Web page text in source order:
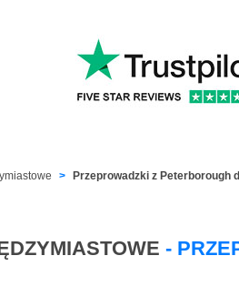
Przeprowadzki z Peterborough
-